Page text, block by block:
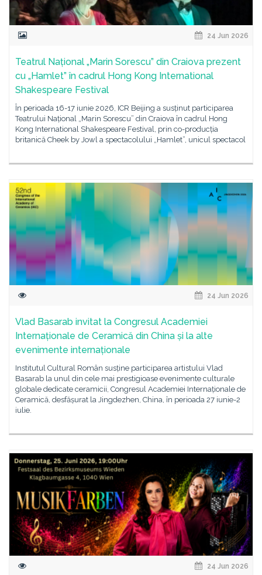
24 Jun 2026
Teatrul Național „Marin Sorescu” din Craiova prezent
cu „Hamlet” în cadrul Hong Kong International
Shakespeare Festival
În perioada 16-17 iunie 2026, ICR Beijing a susținut participarea
Teatrului Național „Marin Sorescu” din Craiova în cadrul Hong
Kong International Shakespeare Festival, prin co-producția
britanică Cheek by Jowl a spectacolului „Hamlet”, unicul spectacol
24 Jun 2026
Vlad Basarab invitat la Congresul Academiei
Internaționale de Ceramică din China și la alte
evenimente internaționale
Institutul Cultural Român susține participarea artistului Vlad
Basarab la unul din cele mai prestigioase evenimente culturale
globale dedicate ceramicii, Congresul Academiei Internaționale de
Ceramică, desfășurat la Jingdezhen, China, în perioada 27 iunie-2
iulie.
24 Jun 2026